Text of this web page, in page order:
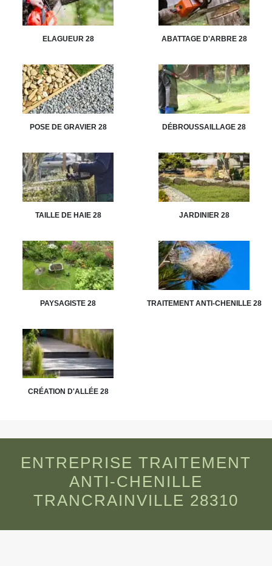
ELAGUEUR 28 ABATTAGE D'ARBRE 28
POSE DE GRAVIER 28 DÉBROUSSAILLAGE 28
TAILLE DE HAIE 28 JARDINIER 28
PAYSAGISTE 28 TRAITEMENT ANTI-CHENILLE 28
CRÉATION D'ALLÉE 28
ENTREPRISE TRAITEMENT
ANTI-CHENILLE
TRANCRAINVILLE 28310